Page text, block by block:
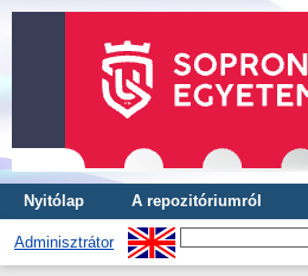
Nyitólap A repozitóriumról
Adminisztrátor